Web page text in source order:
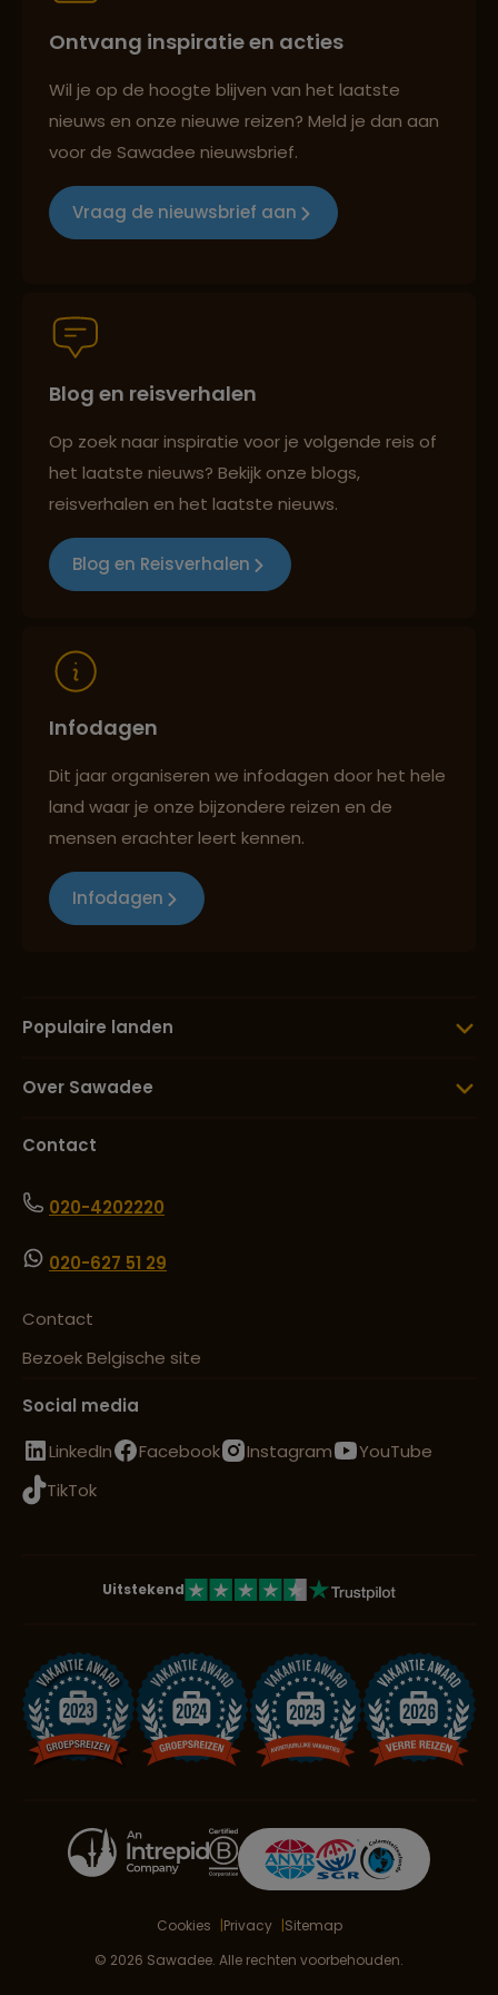
Groepsreizen mét indivuele vrijheid
Best beoordeelde reisroutes
Reizen met oog voor mens, cultuur en milieu
Ontvang inspiratie en acties
Wil je op de hoogte blijven van het laatste
nieuws en onze nieuwe reizen? Meld je dan aan
voor de Sawadee nieuwsbrief.
Vraag de nieuwsbrief aan
Blog en reisverhalen
Op zoek naar inspiratie voor je volgende reis of
het laatste nieuws? Bekijk onze blogs,
reisverhalen en het laatste nieuws.
Blog en Reisverhalen
Infodagen
Dit jaar organiseren we infodagen door het hele
land waar je onze bijzondere reizen en de
mensen erachter leert kennen.
Infodagen
Populaire landen
Over Sawadee
Contact
020-4202220
020-627 51 29
Contact
Bezoek Belgische site
Social media
LinkedIn
Facebook Instagram
YouTube
TikTok
Uitstekend
Cookies Privacy
Sitemap
© 2026 Sawadee. Alle rechten voorbehouden.